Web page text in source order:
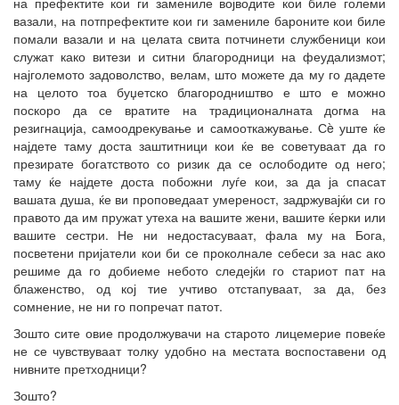
вазали, на потпрефектите кои ги замениле бароните кои биле
помали вазали и на целата свита потчинети службеници кои
служат како витези и ситни благородници на феудализмот;
најголемото задоволство, велам, што можете да му го дадете
на целото тоа буџетско благородништво е што е можно
поскоро да се вратите на традиционалната догма на
резигнација, самоодрекување и самооткажување. Сè уште ќе
најдете таму доста заштитници кои ќе ве советуваат да го
презирате богатството со ризик да се ослободите од него;
таму ќе најдете доста побожни луѓе кои, за да ја спасат
вашата душа, ќе ви проповедаат умереност, задржувајќи си го
правото да им пружат утеха на вашите жени, вашите ќерки или
вашите сестри. Не ни недостасуваат, фала му на Бога,
посветени пријатели кои би се проколнале себеси за нас ако
решиме да го добиеме небото следејќи го стариот пат на
блаженство, од кој тие учтиво отстапуваат, за да, без
сомнение, не ни го попречат патот.
Зошто сите овие продолжувачи на старото лицемерие повеќе
не се чувствуваат толку удобно на местата воспоставени од
нивните претходници?
Зошто?